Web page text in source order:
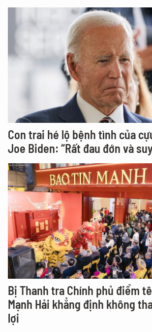
Con trai hé lộ bệnh tình của
Joe Biden: “Rất đau đớn và
Bị Thanh tra Chính phủ điểm
Mạnh Hải khẳng định không
lợi